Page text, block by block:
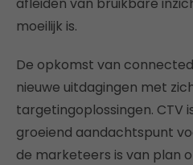
moeilijk is.
De opkomst van
nieuwe uitdagingen met
targetingoplossingen. CTV
groeiend aandachtspunt
de marketeers is van plan